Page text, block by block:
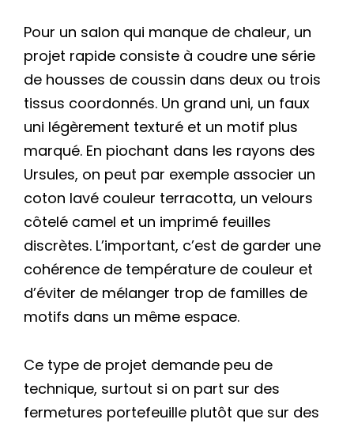
Pour un salon qui manque de chaleur, un
projet rapide consiste à coudre une série
de housses de coussin dans deux ou trois
tissus coordonnés. Un grand uni, un faux
uni légèrement texturé et un motif plus
marqué. En piochant dans les rayons des
Ursules, on peut par exemple associer un
coton lavé couleur terracotta, un velours
côtelé camel et un imprimé feuilles
discrètes. L’important, c’est de garder une
cohérence de température de couleur et
d’éviter de mélanger trop de familles de
motifs dans un même espace.
Ce type de projet demande peu de
technique, surtout si on part sur des
fermetures portefeuille plutôt que sur des